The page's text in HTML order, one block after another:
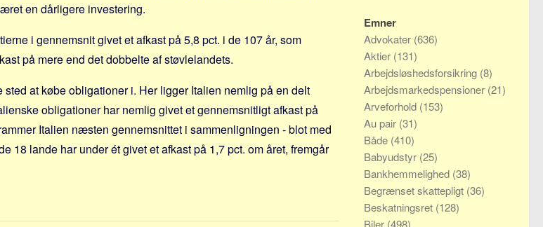
en dårligere investering.
i gennemsnit givet et afkast på 5,8 pct. i de 107 år, som
på mere end det dobbelte af støvlelandets.
at købe obligationer i. Her ligger Italien nemlig på en delt
obligationer har nemlig givet et gennemsnitligt afkast på
Italien næsten gennemsnittet i sammenligningen - blot med
18 lande har under ét givet et afkast på 1,7 pct. om året, fremgår
Emner
Advokater (636)
Aktier (131)
Arbejdsløshedsforsikring (8)
Arbejdsmarkedspensioner (21)
Arveforhold (153)
Au pair (31)
Både (410)
Babyudstyr (25)
Bankhemmelighed (38)
Begrænset skattepligt (36)
Beskatningsret (128)
Biler (498)